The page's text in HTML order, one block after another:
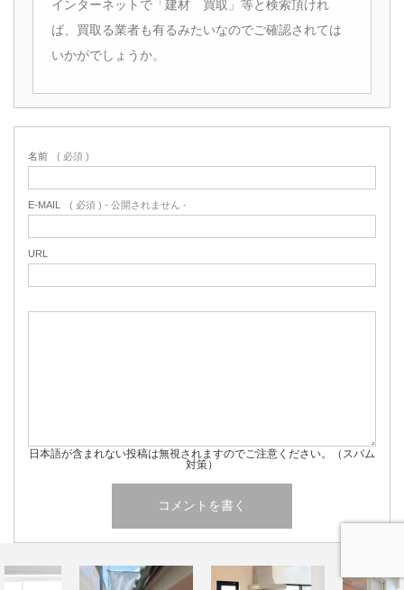
インターネットで「建材 買取」等と検索頂けれ
ば、買取る業者も有るみたいなのでご確認されては
いかがでしょうか。
名前 ( 必須 )
E-MAIL ( 必須 ) - 公開されません -
URL
日本語が含まれない投稿は無視されますのでご注意ください。（スパム
対策）